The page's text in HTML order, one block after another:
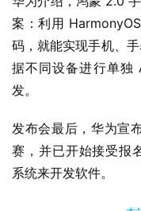
关
于
案：利用
码，就能实现手机、
据不同设备进行单独
发。
发布会最后，华为宣
赛，并已开始接受报
系统来开发软件。